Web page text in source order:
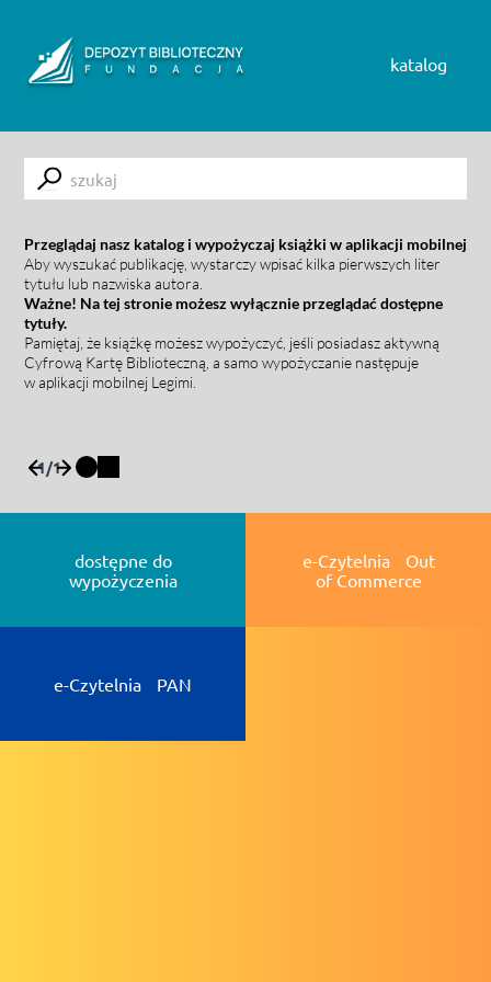
katalog
Submit
Przeglądaj nasz katalog i wypożyczaj książki w aplikacji mobilnej
Aby wyszukać publikację, wystarczy wpisać kilka pierwszych liter
tytułu lub nazwiska autora.
Ważne! Na tej stronie możesz wyłącznie przeglądać dostępne
tytuły.
Pamiętaj, że książkę możesz wypożyczyć, jeśli posiadasz aktywną
Cyfrową Kartę Biblioteczną, a samo wypożyczanie następuje
w aplikacji mobilnej Legimi.
1/1
dostępne do
wypożyczenia
e-Czytelnia Out
of Commerce
e-Czytelnia PAN